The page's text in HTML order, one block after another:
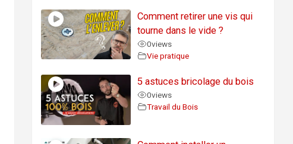
Comment retirer une vis qui
tourne dans le vide ?
0views
Vie pratique
5 astuces bricolage du bois
0views
Travail du Bois